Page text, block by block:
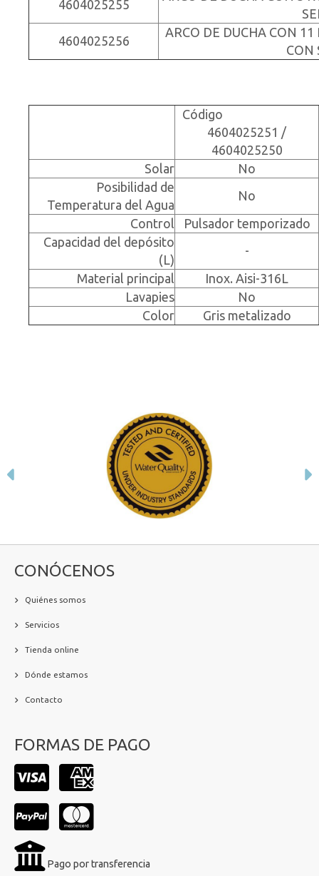
4604025255
4604025256
ARCO DE DUCHA CON
CON
Código
4604025251 /
4604025250
Solar
No
Posibilidad de
Temperatura del Agua
No
Control
Pulsador temporizado
Capacidad del depósito
(L)
-
Material principal
Inox. Aisi-316L
Lavapies
No
Color
Gris metalizado
CONÓCENOS
Quiénes somos
Servicios
Tienda online
Dónde estamos
Contacto
FORMAS DE PAGO
Pago por transferencia